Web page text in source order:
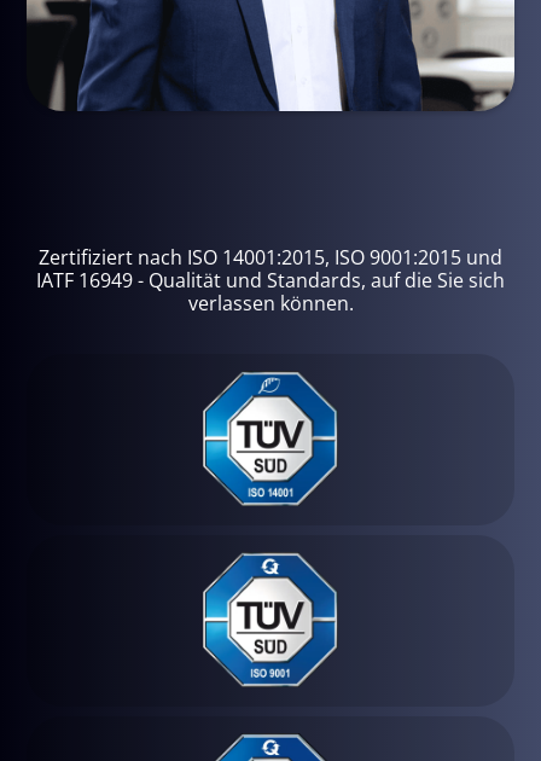
Zertifiziert nach ISO 14001:2015, ISO 9001:2015 und
IATF 16949 - Qualität und Standards, auf die Sie sich
verlassen können.